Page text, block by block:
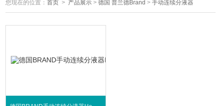
您现在的位置：首页 > 产品展示 >德国 普兰德Brand >手动连续分液器